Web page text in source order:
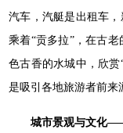
汽车，汽艇是出租车
乘着“贡多拉”，在古
色古香的水城中，欣
是吸引各地旅游者前来
城市景观与文化